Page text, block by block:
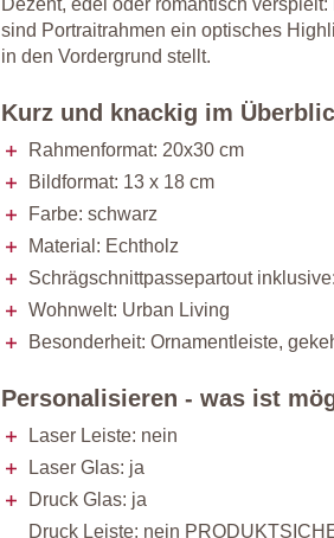
Dezent, edel oder romantisch
sind Portraitrahmen ein optisches
in den Vordergrund stellt.
Kurz und knackig im
Rahmenformat: 20x30 cm
Bildformat: 13 x 18 cm
Farbe: schwarz
Material: Echtholz
Schrägschnittpassepartout
Wohnwelt: Urban Living
Besonderheit: Ornamentleiste,
Personalisieren - was ist
Laser Leiste: nein
Laser Glas: ja
Druck Glas: ja
Druck Leiste: nein